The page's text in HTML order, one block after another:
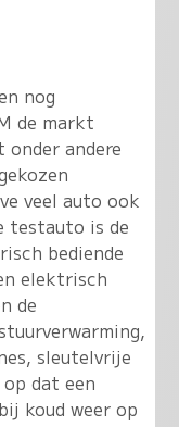
nog
de markt
onder andere
veel auto ook
testauto is de
bediende
elektrisch
de
sleutelvrije
dat een
koud weer op